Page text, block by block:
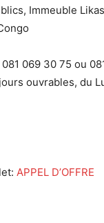
Immeuble
069 30 75 ou
ouvrables, du
APPEL D’OFFRE